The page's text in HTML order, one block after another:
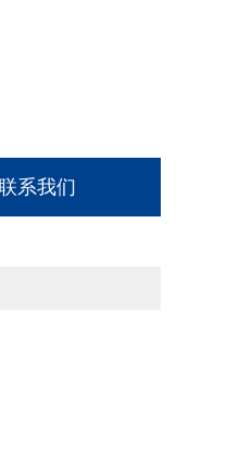
系我们